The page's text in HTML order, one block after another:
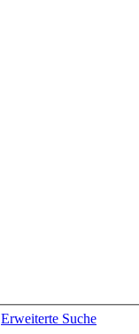
Erweiterte Suche